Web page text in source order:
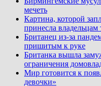
мечеть
Картина, которой
принесла владельцам
Британец из-за
пришитым к руке
Британка вышла
ограничения
Мир готовится к
девочки»